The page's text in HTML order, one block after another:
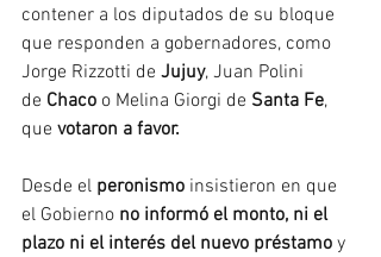
contener a los diputados de su bloque
que responden a gobernadores, como
Jorge Rizzotti de Jujuy, Juan Polini
de Chaco o Melina Giorgi de Santa Fe,
que votaron a favor.
Desde el peronismo insistieron en que
el Gobierno no informó el monto, ni el
plazo ni el interés del nuevo préstamo y